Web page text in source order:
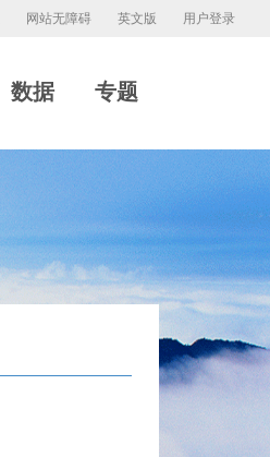
用户登录
英文版
网站无障碍
数据 专题